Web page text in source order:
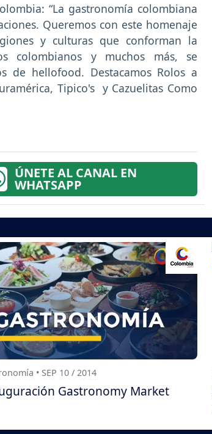
“La gastronomía colombiana
Queremos con este homenaje
y culturas que conforman la
colombianos y muchos más, se
de hellofood. Destacamos Rolos a
Tipico's y Cazuelitas Como
ÚNETE AL CANAL EN
WHATSAPP
• SEP 10 / 2014
Gastronomy Market